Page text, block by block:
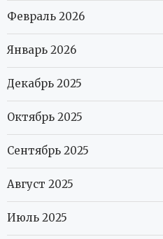
Февраль 2026
Январь 2026
Декабрь 2025
Октябрь 2025
Сентябрь 2025
Август 2025
Июль 2025